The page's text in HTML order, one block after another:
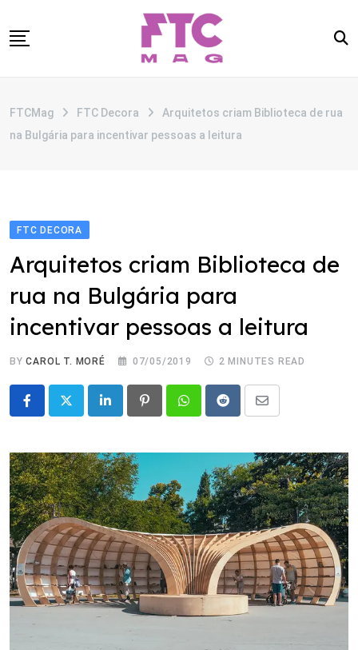
to
CATEGORIAS
FTCMag FTC Decora
Arquitetos criam Biblioteca de rua
na Bulgária para incentivar pessoas a leitura
FTC DECORA
Arquitetos criam Biblioteca de
rua na Bulgária para
incentivar pessoas a leitura
BYCAROL T. MORÉ 07/05/2019 2 MINUTES READ
LinkedIn PinterestWhatsappRedditShare
Email